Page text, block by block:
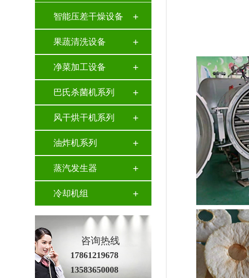
智能压差干燥设备
果蔬清洗设备
净菜加工设备
巴氏杀菌机系列
风干烘干机系列
油炸机系列
蒸汽发生器
冷却机组
咨询热线
17861219678
13583650008